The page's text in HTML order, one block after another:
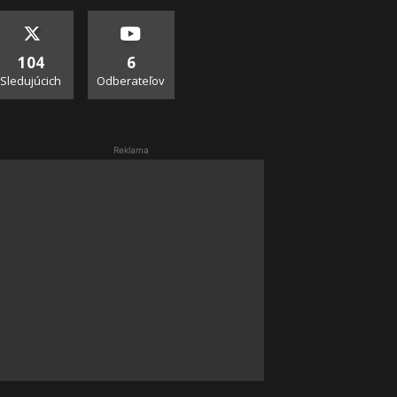
104
Sledujúcich
6
Odberateľov
Reklama